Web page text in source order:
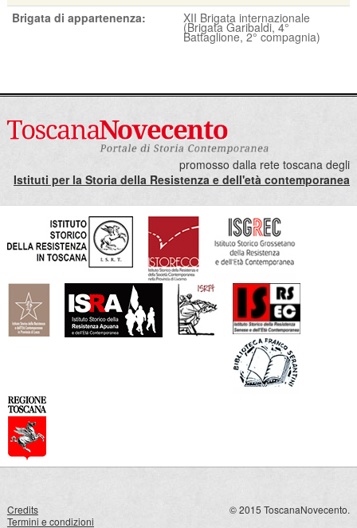
Brigata di appartenenza:
XII Brigata internazionale
(Brigata Garibaldi, 4°
Battaglione, 2° compagnia)
promosso dalla rete toscana degli
Istituti per la Storia della Resistenza e dell'età contemporanea
Credits
Termini e condizioni
© 2015 ToscanaNovecento.